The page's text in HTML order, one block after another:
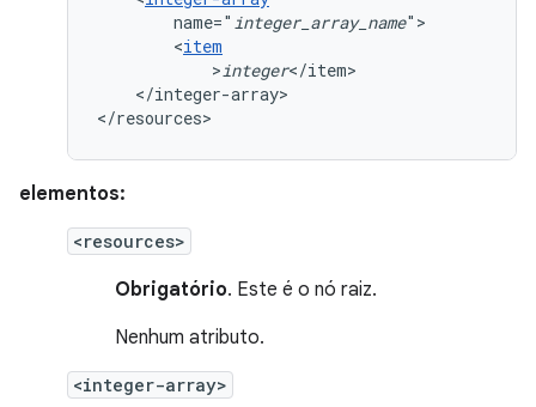
name=" integer_array_name
<item
>integer
</integer-array>
</resources>
elementos:
<resources>
Obrigatório. Este é o nó raiz.
Nenhum atributo.
<integer-array>